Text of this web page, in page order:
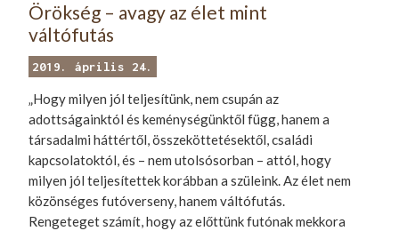
Örökség – avagy az élet mint
váltófutás
2019. április 24.
„Hogy milyen jól teljesítünk, nem csupán az
adottságainktól és keménységünktől függ, hanem a
társadalmi háttértől, összeköttetésektől, családi
kapcsolatoktól, és – nem utolsósorban – attól, hogy
milyen jól teljesítettek korábban a szüleink. Az élet nem
közönséges futóverseny, hanem váltófutás.
Rengeteget számít, hogy az előttünk futónak mekkora